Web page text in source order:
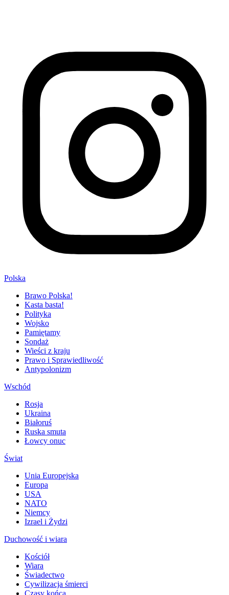
Polska
Brawo Polska!
Kasta basta!
Polityka
Wojsko
Pamiętamy
Sondaż
Wieści z kraju
Prawo i Sprawiedliwość
Antypolonizm
Wschód
Rosja
Ukraina
Białoruś
Ruska smuta
Łowcy onuc
Świat
Unia Europejska
Europa
USA
NATO
Niemcy
Izrael i Żydzi
Duchowość i wiara
Kościół
Wiara
Świadectwo
Cywilizacja śmierci
Czasy końca